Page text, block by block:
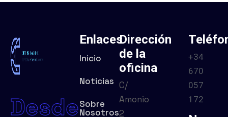
Desde
Enlaces
Inicio
Noticias
Sobre
Nosotros
Dirección
de la
oficina
C/
Amonio
2
+34
670
057
172